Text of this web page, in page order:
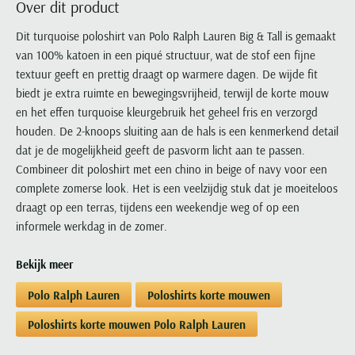
Portofino
Profuomo
R2
Seidensticker
State of Art
Tommy Hilfiger
Vanguard
Populaire kleuren
Zwart overhemd heren
Blauw overhemd heren
Groen overhemd heren
PME Legend
Polo Ralph Lauren
Portofino
Profuomo
State of Art
Superdry
Tommy Hilfiger
Vanguard
Grote maten
Populaire kleuren
Polo Ralph Lauren
PME Legend
Portofino
Profuomo
State of Art
Superdry
Thomas Maine
Tommy Hilfiger
Vanguard
William Lockie
Populaire materialen
Katoenen trui
Lamswollen trui
Pierre Cardin
PME Legend
Polo Ralph Lauren
Portofino
Replay
Tommy Hilfiger
Tramarossa
Vanguard
Deals
Populaire merk lijnen
Meyer Chicago
PME Legend
Polo Ralph Lauren
Portofino
Reset
State of Art
Superdry
Tenson
Tommy Hilfiger
UBR
Vanguard
Grote maten
Grote maten jassen
Tussenjassen
Bodywarmers
New Zealand
Olymp
Paul & Shark
Polo Ralph Lauren
PME Legend
Profuomo
R2
State of Art
Superdry
Tommy Hilfiger
Tramarossa
Vanguard
Alle merken sale
Lacoste
Ledub
Lyle & Scott
Mac
Maerz
Magnanni
Mason's
Mc Alson
Meyer
North 84
Olymp
Over dit product
Dit turquoise poloshirt van Polo Ralph Lauren Big & Tall is gemaakt
van 100% katoen in een piqué structuur, wat de stof een fijne
textuur geeft en prettig draagt op warmere dagen. De wijde fit
biedt je extra ruimte en bewegingsvrijheid, terwijl de korte mouw
en het effen turquoise kleurgebruik het geheel fris en verzorgd
houden. De 2-knoops sluiting aan de hals is een kenmerkend detail
dat je de mogelijkheid geeft de pasvorm licht aan te passen.
Combineer dit poloshirt met een chino in beige of navy voor een
complete zomerse look. Het is een veelzijdig stuk dat je moeiteloos
draagt op een terras, tijdens een weekendje weg of op een
informele werkdag in de zomer.
Bekijk meer
Polo Ralph Lauren
Poloshirts korte mouwen
Poloshirts korte mouwen Polo Ralph Lauren